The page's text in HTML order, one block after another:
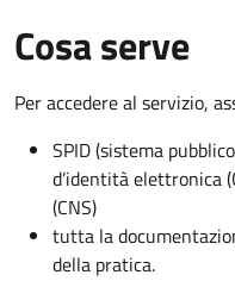
Cosa serve
Per accedere al servizio,
SPID (sistema
d’identità elettronica
(CNS)
tutta la
della pratica.